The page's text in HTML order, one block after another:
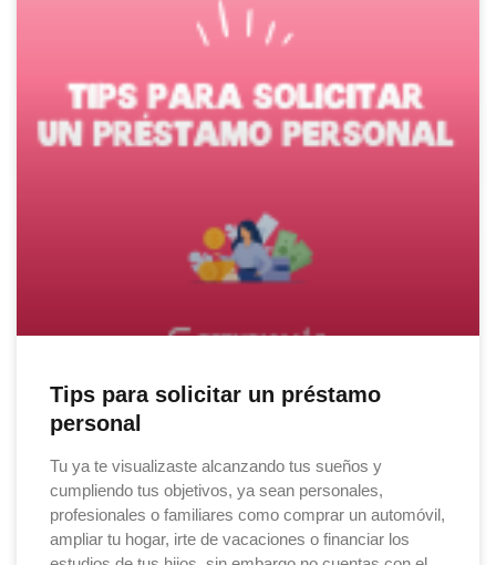
Tips para solicitar un préstamo
personal
Tu ya te visualizaste alcanzando tus sueños y
cumpliendo tus objetivos, ya sean personales,
profesionales o familiares como comprar un automóvil,
ampliar tu hogar, irte de vacaciones o financiar los